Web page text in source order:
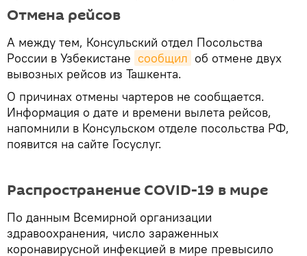
Отмена рейсов
А между тем, Консульский отдел Посольства
России в Узбекистане сообщил об отмене двух
вывозных рейсов из Ташкента.
О причинах отмены чартеров не сообщается.
Информация о дате и времени вылета рейсов,
напомнили в Консульском отделе посольства РФ,
появится на сайте Госуслуг.
Распространение COVID-19 в мире
По данным Всемирной организации
здравоохранения, число зараженных
коронавирусной инфекцией в мире превысило